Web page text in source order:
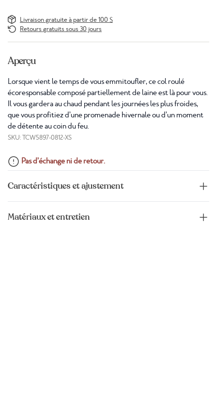
Livraison gratuite à partir de 100 $
Retours gratuits sous 30 jours
Aperçu
Lorsque vient le temps de vous emmitoufler, ce col roulé
écoresponsable composé partiellement de laine est là pour vous.
Il vous gardera au chaud pendant les journées les plus froides,
que vous profitiez d’une promenade hivernale ou d’un moment
de détente au coin du feu.
SKU: TCW5897-0812-XS
Pas d’échange ni de retour.
Caractéristiques et ajustement
Matériaux et entretien